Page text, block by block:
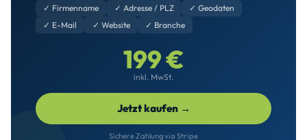
✓ Firmenname ✓ Adresse / PLZ
✓ Geodaten
✓ E-Mail
✓ Website ✓ Branche
199 €
inkl. MwSt.
Jetzt kaufen →
Sichere Zahlung via Stripe